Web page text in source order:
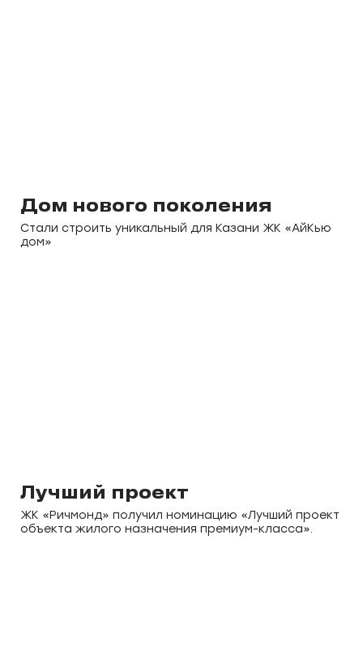
Дом нового поколения
Стали строить уникальный для Казани ЖК «АйКью
дом»
Лучший проект
ЖК «Ричмонд» получил номинацию «Лучший проект
объекта жилого назначения премиум-класса».